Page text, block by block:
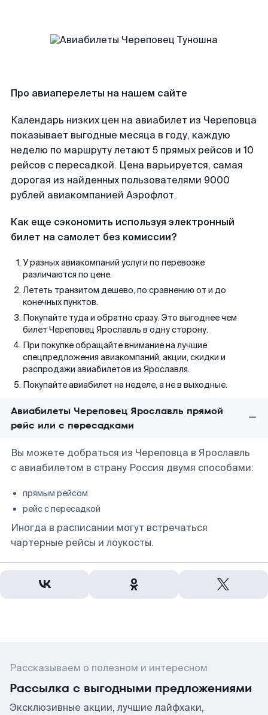
Про авиаперелеты на нашем сайте
Календарь низких цен на авиабилет из Череповца
показывает выгодные месяца в году, каждую
неделю по маршруту летают 5 прямых рейсов и 10
рейсов с пересадкой. Цена варьируется, самая
дорогая из найденных пользователями 9000
рублей авиакомпанией Аэрофлот.
Как еще сэкономить используя электронный
билет на самолет без комиссии?
У разных авиакомпаний услуги по перевозке
различаются по цене.
Лететь транзитом дешево, по сравнению от и до
конечных пунктов.
Покупайте туда и обратно сразу. Это выгоднее чем
билет Череповец Ярославль в одну сторону.
При покупке обращайте внимание на лучшие
спецпредложения авиакомпаний, акции, скидки и
распродажи авиабилетов из Ярославля.
Покупайте авиабилет на неделе, а не в выходные.
Авиабилеты Череповец Ярославль прямой
рейс или с пересадками
Вы можете добраться из Череповца в Ярославль
с авиабилетом в страну Россия двумя способами:
прямым рейсом
рейс с пересадкой
Иногда в расписании могут встречаться
чартерные рейсы и лоукосты.
Рассказываем о полезном и интересном
Рассылка с выгодными предложениями
Эксклюзивные акции, лучшие лайфхаки,